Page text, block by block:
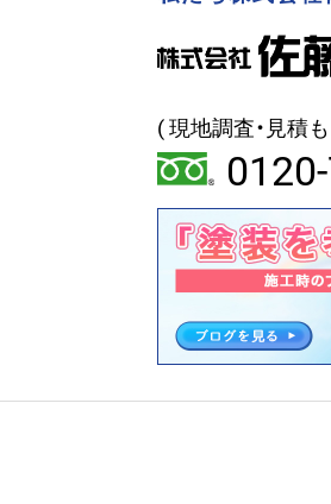
( 現地調査・見積